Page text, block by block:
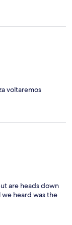
voltaremos
are heads down
we heard was the